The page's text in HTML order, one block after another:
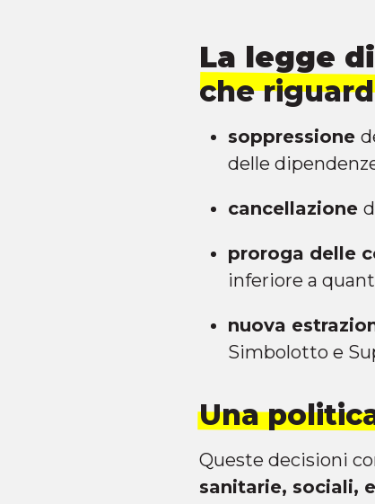
La legge
che
soppressione
delle
cancellazione
proroga delle
inferiore a
nuova
Simbolotto e
Una
Queste decisioni
sanitarie, sociali,